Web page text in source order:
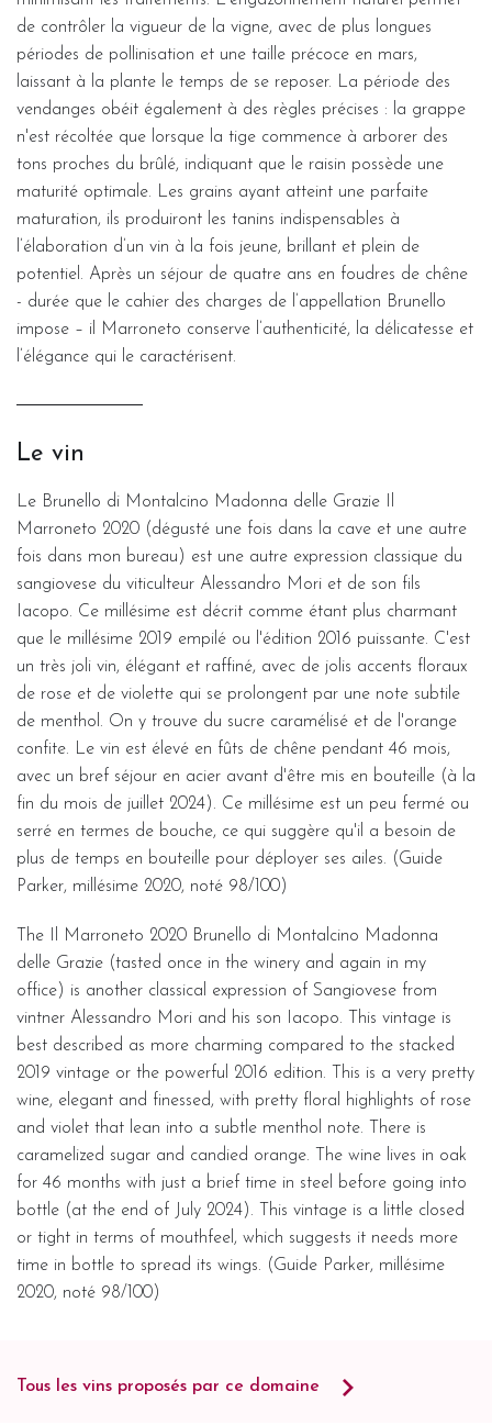
de contrôler la vigueur de la vigne, avec de plus longues
périodes de pollinisation et une taille précoce en mars,
laissant à la plante le temps de se reposer. La période des
vendanges obéit également à des règles précises : la grappe
n'est récoltée que lorsque la tige commence à arborer des
tons proches du brûlé, indiquant que le raisin possède une
maturité optimale. Les grains ayant atteint une parfaite
maturation, ils produiront les tanins indispensables à
l’élaboration d’un vin à la fois jeune, brillant et plein de
potentiel. Après un séjour de quatre ans en foudres de chêne
- durée que le cahier des charges de l’appellation Brunello
impose – il Marroneto conserve l’authenticité, la délicatesse et
l’élégance qui le caractérisent.
Le vin
Le Brunello di Montalcino Madonna delle Grazie Il
Marroneto 2020 (dégusté une fois dans la cave et une autre
fois dans mon bureau) est une autre expression classique du
sangiovese du viticulteur Alessandro Mori et de son fils
Iacopo. Ce millésime est décrit comme étant plus charmant
que le millésime 2019 empilé ou l'édition 2016 puissante. C'est
un très joli vin, élégant et raffiné, avec de jolis accents floraux
de rose et de violette qui se prolongent par une note subtile
de menthol. On y trouve du sucre caramélisé et de l'orange
confite. Le vin est élevé en fûts de chêne pendant 46 mois,
avec un bref séjour en acier avant d'être mis en bouteille (à la
fin du mois de juillet 2024). Ce millésime est un peu fermé ou
serré en termes de bouche, ce qui suggère qu'il a besoin de
plus de temps en bouteille pour déployer ses ailes. (Guide
Parker, millésime 2020, noté 98/100)
The Il Marroneto 2020 Brunello di Montalcino Madonna
delle Grazie (tasted once in the winery and again in my
office) is another classical expression of Sangiovese from
vintner Alessandro Mori and his son Iacopo. This vintage is
best described as more charming compared to the stacked
2019 vintage or the powerful 2016 edition. This is a very pretty
wine, elegant and finessed, with pretty floral highlights of rose
and violet that lean into a subtle menthol note. There is
caramelized sugar and candied orange. The wine lives in oak
for 46 months with just a brief time in steel before going into
bottle (at the end of July 2024). This vintage is a little closed
or tight in terms of mouthfeel, which suggests it needs more
time in bottle to spread its wings. (Guide Parker, millésime
2020, noté 98/100)
Tous les vins proposés par ce domaine